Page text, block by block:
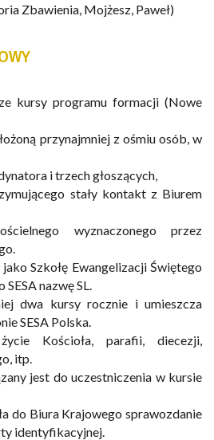
Zbawienia, Mojżesz, Paweł)
kursy programu formacji (Nowe
przynajmniej z ośmiu osób, w
itrzechgłoszących
stały kontakt z Biurem
wyznaczonego
przez
jako Szkołę Ewangelizacji Świętego
SESA nazwęSL.
dwa kursy rocznie i umieszcza
SESA Polska.
życie Kościoła, parafii,
diecezji,
itp.
jest do uczestniczenia w kursie
do Biura Krajowego sprawozdanie
identyfikacyjnej.